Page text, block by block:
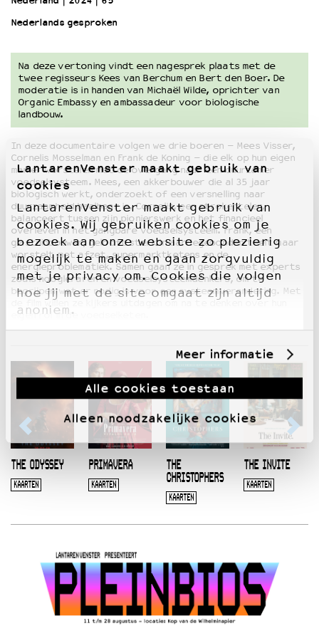
LantarenVenster maakt gebruik van
cookies
LantarenVenster maakt gebruik van
cookies. Wij gebruiken cookies om je
bezoek aan onze website zo plezierig
mogelijk te maken en gaan zorgvuldig
met je privacy om. Cookies die volgen
hoe jij met de site omgaat zijn altijd
anoniem.
Meer informatie
Alle cookies toestaan
Alleen noodzakelijke cookies
Wat we doen
Werken bij
Wie is wie
Word vriend
Partners
Huisregels
Privacyverklaring
Integriteits- en gedragscode
Duurzaamheid
Culturele boycot Israël
Ruimte voor artistieke vrijheid – VNPF
Nederlands gesproken
Na deze vertoning vindt een nagesprek plaats met de
twee regisseurs Kees van Berchum en Bert den Boer. De
moderatie is in handen van Michaël Wilde, oprichter van
Organic Embassy en ambassadeur voor biologische
landbouw.
In deze documentaire volgen we drie boeren – Mees Visser,
Cornelis Mosselman en Frank de Koning – die elk op hun eigen
manier worstelen met de overgang naar een duurzamer
voedselsysteem. Mees, een akkerbouwer die al 35 jaar
biologisch werkt, onderzoekt of een versnelling naar
duurzaamheid haalbaar is. Cornelis, een strokenteler,
balanceert tussen zijn pionierswerk en het financieel
overleven in het gangbare voedselsysteem. Frank, een
glastuinbouwer, gelooft sterk in aardegebonden teelt maar
worstelt met afzet, supermarktketens en de
energieproblematiek. Samen gaan ze in gesprek met experts
zoals hoogleraren en voedselsysteemdenkers, om te
begrijpen wat er nodig is voor een systeemverandering. Met
de film willen ze kijkers uitdagen om na te denken over hun
eigen rol in de voedselketen.
THE ODYSSEY
KAARTEN
PRIMAVERA
KAARTEN
THE
CHRISTOPHERS
KAARTEN
THE INVITE
KAARTEN